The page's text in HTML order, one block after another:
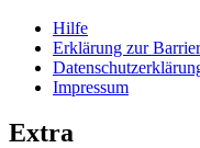
Hilfe
Erklärung zur
Impressum
Extra